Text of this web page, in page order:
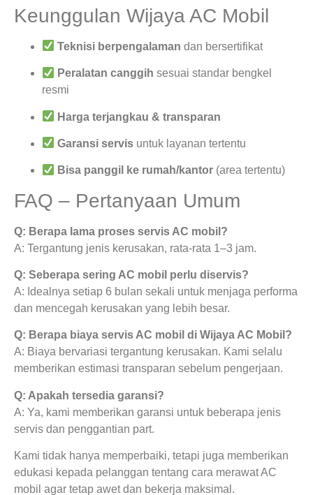
Keunggulan Wijaya AC Mobil
Teknisi berpengalaman dan bersertifikat
Peralatan canggih sesuai standar bengkel
resmi
Harga terjangkau & transparan
Garansi servis untuk layanan tertentu
Bisa panggil ke rumah/kantor (area tertentu)
FAQ – Pertanyaan Umum
Q: Berapa lama proses servis AC mobil?
A: Tergantung jenis kerusakan, rata-rata 1–3 jam.
Q: Seberapa sering AC mobil perlu diservis?
A: Idealnya setiap 6 bulan sekali untuk menjaga performa
dan mencegah kerusakan yang lebih besar.
Q: Berapa biaya servis AC mobil di Wijaya AC Mobil?
A: Biaya bervariasi tergantung kerusakan. Kami selalu
memberikan estimasi transparan sebelum pengerjaan.
Q: Apakah tersedia garansi?
A: Ya, kami memberikan garansi untuk beberapa jenis
servis dan penggantian part.
Kami tidak hanya memperbaiki, tetapi juga memberikan
edukasi kepada pelanggan tentang cara merawat AC
mobil agar tetap awet dan bekerja maksimal.